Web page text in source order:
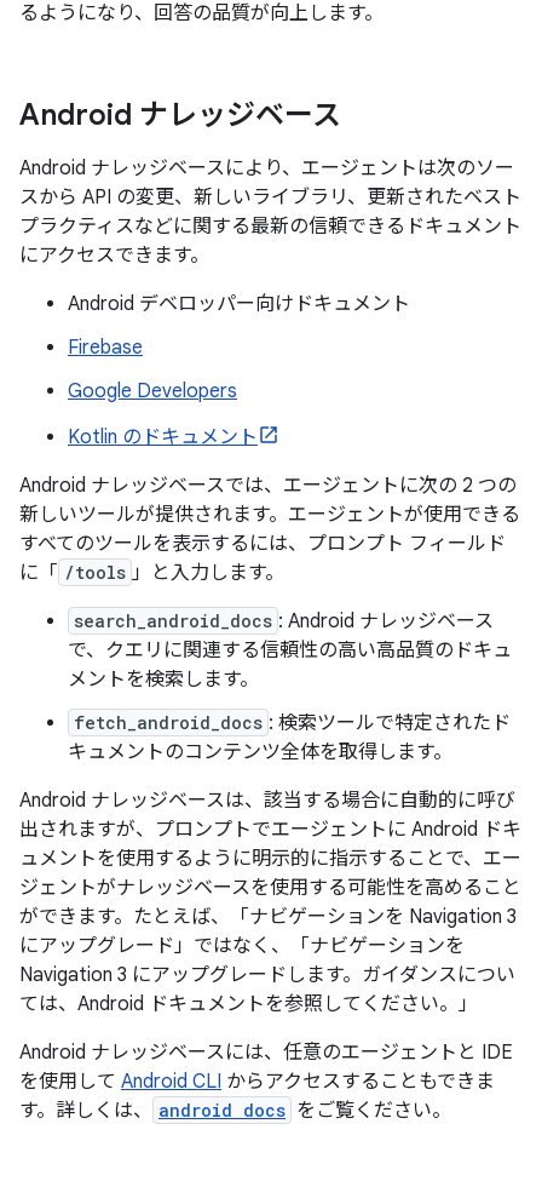
るようになり、回答の品質が向上します。
Android ナレッジベース
Android ナレッジベースにより、エージェントは次のソー
スから API の変更、新しいライブラリ、更新されたベスト
プラクティスなどに関する最新の信頼できるドキュメント
にアクセスできます。
Android デベロッパー向けドキュメント
Firebase
Google Developers
Kotlin のドキュメント
Android ナレッジベースでは、エージェントに次の 2 つの
新しいツールが提供されます。エージェントが使用できる
すべてのツールを表示するには、プロンプト フィールド
に「 /tools 」と入力します。
search_android_docs : Android ナレッジベース
で、クエリに関連する信頼性の高い高品質のドキュ
メントを検索します。
fetch_android_docs : 検索ツールで特定されたド
キュメントのコンテンツ全体を取得します。
Android ナレッジベースは、該当する場合に自動的に呼び
出されますが、プロンプトでエージェントに Android ドキ
ュメントを使用するように明示的に指示することで、エー
ジェントがナレッジベースを使用する可能性を高めること
ができます。たとえば、「ナビゲーションを Navigation 3
にアップグレード」ではなく、「ナビゲーションを
Navigation 3 にアップグレードします。ガイダンスについ
ては、Android ドキュメントを参照してください。」
Android ナレッジベースには、任意のエージェントと IDE
を使用して Android CLI からアクセスすることもできま
す。詳しくは、
android docs をご覧ください。